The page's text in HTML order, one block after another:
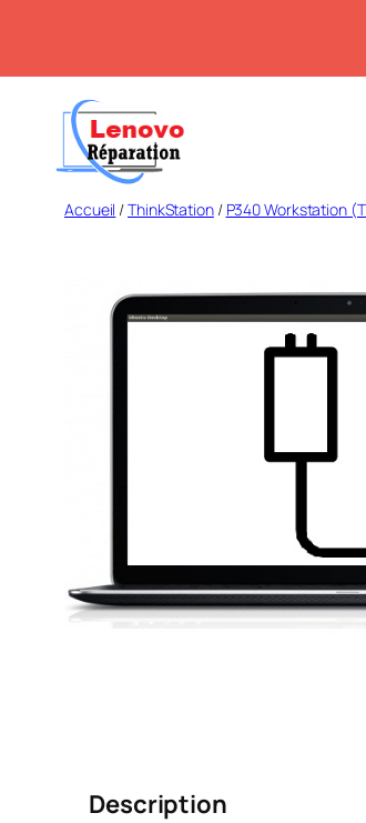
contenu
Accueil /ThinkStation/ P340 Workstation
Description